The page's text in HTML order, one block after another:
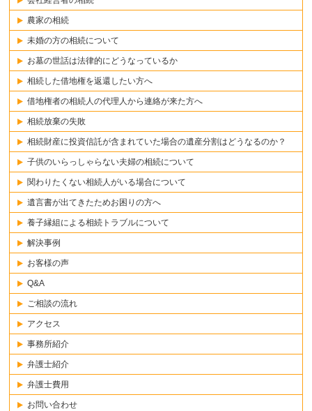
農家の相続
未婚の方の相続について
お墓の世話は法律的にどうなっているか
相続した借地権を返還したい方へ
借地権者の相続人の代理人から連絡が来た方へ
相続放棄の失敗
相続財産に投資信託が含まれていた場合の遺産分割はどうなるのか？
子供のいらっしゃらない夫婦の相続について
関わりたくない相続人がいる場合について
遺言書が出てきたためお困りの方へ
養子縁組による相続トラブルについて
解決事例
お客様の声
Q&A
ご相談の流れ
アクセス
事務所紹介
弁護士紹介
弁護士費用
お問い合わせ